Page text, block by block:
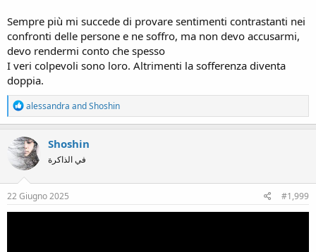
Sempre più mi succede di provare sentimenti contrastanti nei
confronti delle persone e ne soffro, ma non devo accusarmi,
devo rendermi conto che spesso
I veri colpevoli sono loro. Altrimenti la sofferenza diventa
doppia.
R
e
a
c
t
i
o
n
s
alessandra andShoshin
Shoshin
في الذاكرة
22 Giugno 2025 #1,999